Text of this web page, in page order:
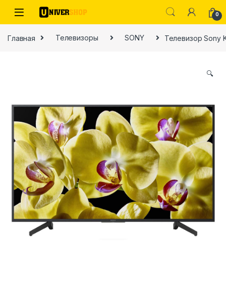
Skip to navigation
Skip to content
0
Главная Телевизоры SONY Телевизор Sony
🔍